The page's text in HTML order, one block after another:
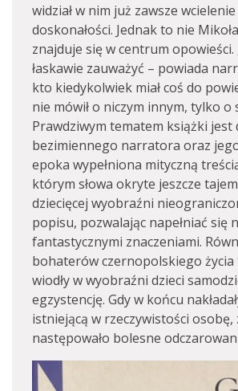
widział w nim już zawsze
doskonałości. Jednak to nie
znajduje się w centrum opowieści.
łaskawie zauważyć – powiada
kto kiedykolwiek miał coś do
nie mówił o niczym innym, tylko o
Prawdziwym tematem książki jest
bezimiennego narratora oraz
epoka wypełniona mityczną
którym słowa okryte jeszcze
dziecięcej wyobraźni
popisu, pozwalając napełniać się
fantastycznymi znaczeniami.
bohaterów czernopolskiego
wiodły w wyobraźni dzieci
egzystencję. Gdy w końcu
istniejącą w rzeczywistości osobę,
następowało bolesne